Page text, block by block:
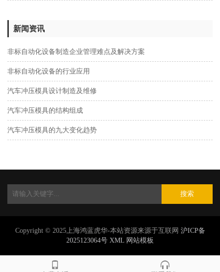
新闻资讯
非标自动化设备制造企业管理难点及解决方案
非标自动化设备的行业应用
汽车冲压模具设计制造及维修
汽车冲压模具的结构组成
汽车冲压模具的九大变化趋势
搜索
Copyright © 2025上海鸿蓝虎华-本站资源来源于互联网 沪ICP备
2025123064号 XML 网站模板